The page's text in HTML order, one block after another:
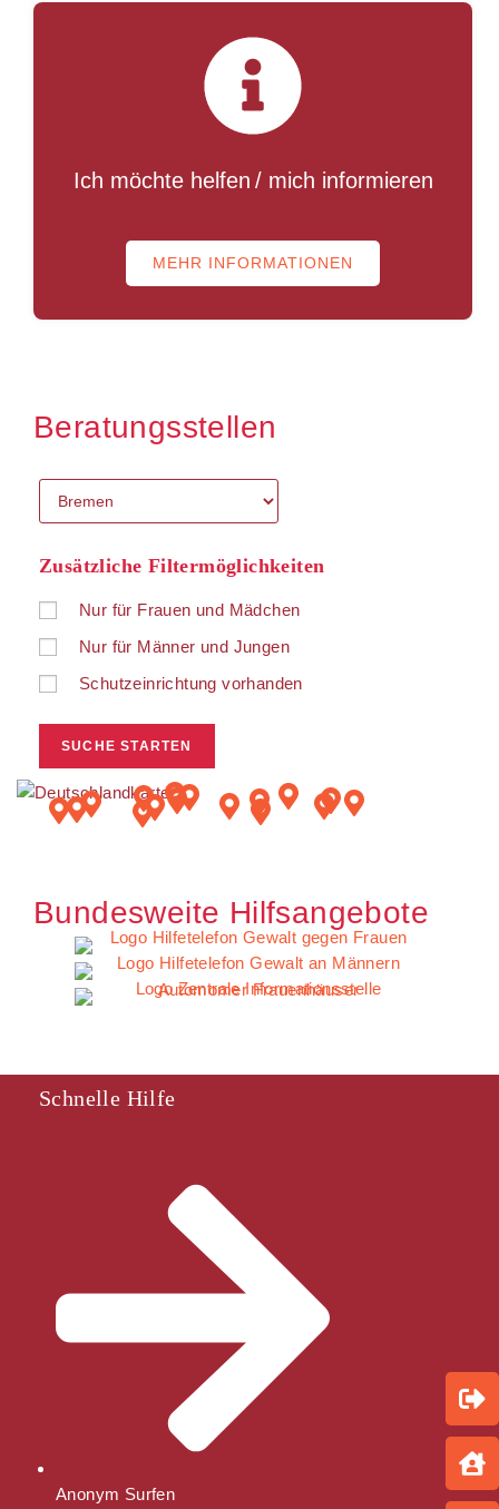
Ich möchte helfen / mich informieren
MEHR INFORMATIONEN
Beratungsstellen
Zusätzliche Filtermöglichkeiten
Nur für Frauen und Mädchen
Nur für Männer und Jungen
Schutzeinrichtung vorhanden
Bundesweite Hilfsangebote
Schnelle Hilfe
Anonym Surfen